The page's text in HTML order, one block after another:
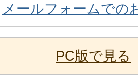
メールフォームでの
PC版で見る